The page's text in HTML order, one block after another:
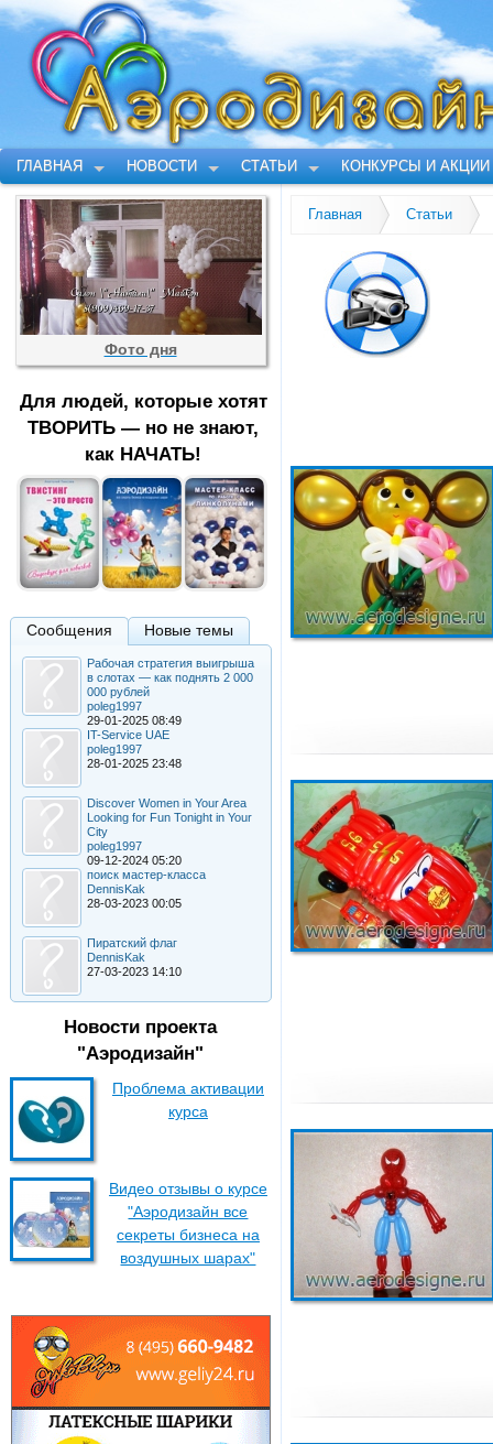
ГЛАВНАЯ НОВОСТИ СТАТЬИ КОНКУРСЫ И АКЦИИ
Фото дня
Для людей, которые хотят
ТВОРИТЬ — но не знают,
как НАЧАТЬ!
Сообщения Новые темы
Рабочая стратегия выигрыша
в слотах — как поднять 2 000
000 рублей
poleg1997
29-01-2025 08:49
IT-Service UAE
poleg1997
28-01-2025 23:48
Discover Women in Your Area
Looking for Fun Tonight in Your
City
poleg1997
09-12-2024 05:20
поиск мастер-класса
DennisKak
28-03-2023 00:05
Пиратский флаг
DennisKak
27-03-2023 14:10
Новости проекта
"Аэродизайн"
Проблема активации
курса
Видео отзывы о курсе
"Аэродизайн все
секреты бизнеса на
воздушных шарах"
Главная Статьи